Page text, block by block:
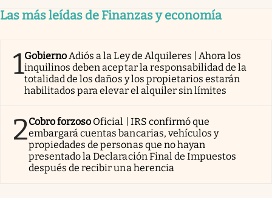
Las más leídas de Finanzas y economía
1GobiernoAdiós a la Ley de Alquileres | Ahora los
inquilinos deben aceptar la responsabilidad de la
totalidad de los daños y los propietarios estarán
habilitados para elevar el alquiler sin límites
2Cobro forzoso Oficial | IRS confirmó que
embargará cuentas bancarias, vehículos y
propiedades de personas que no hayan
presentado la Declaración Final de Impuestos
después de recibir una herencia